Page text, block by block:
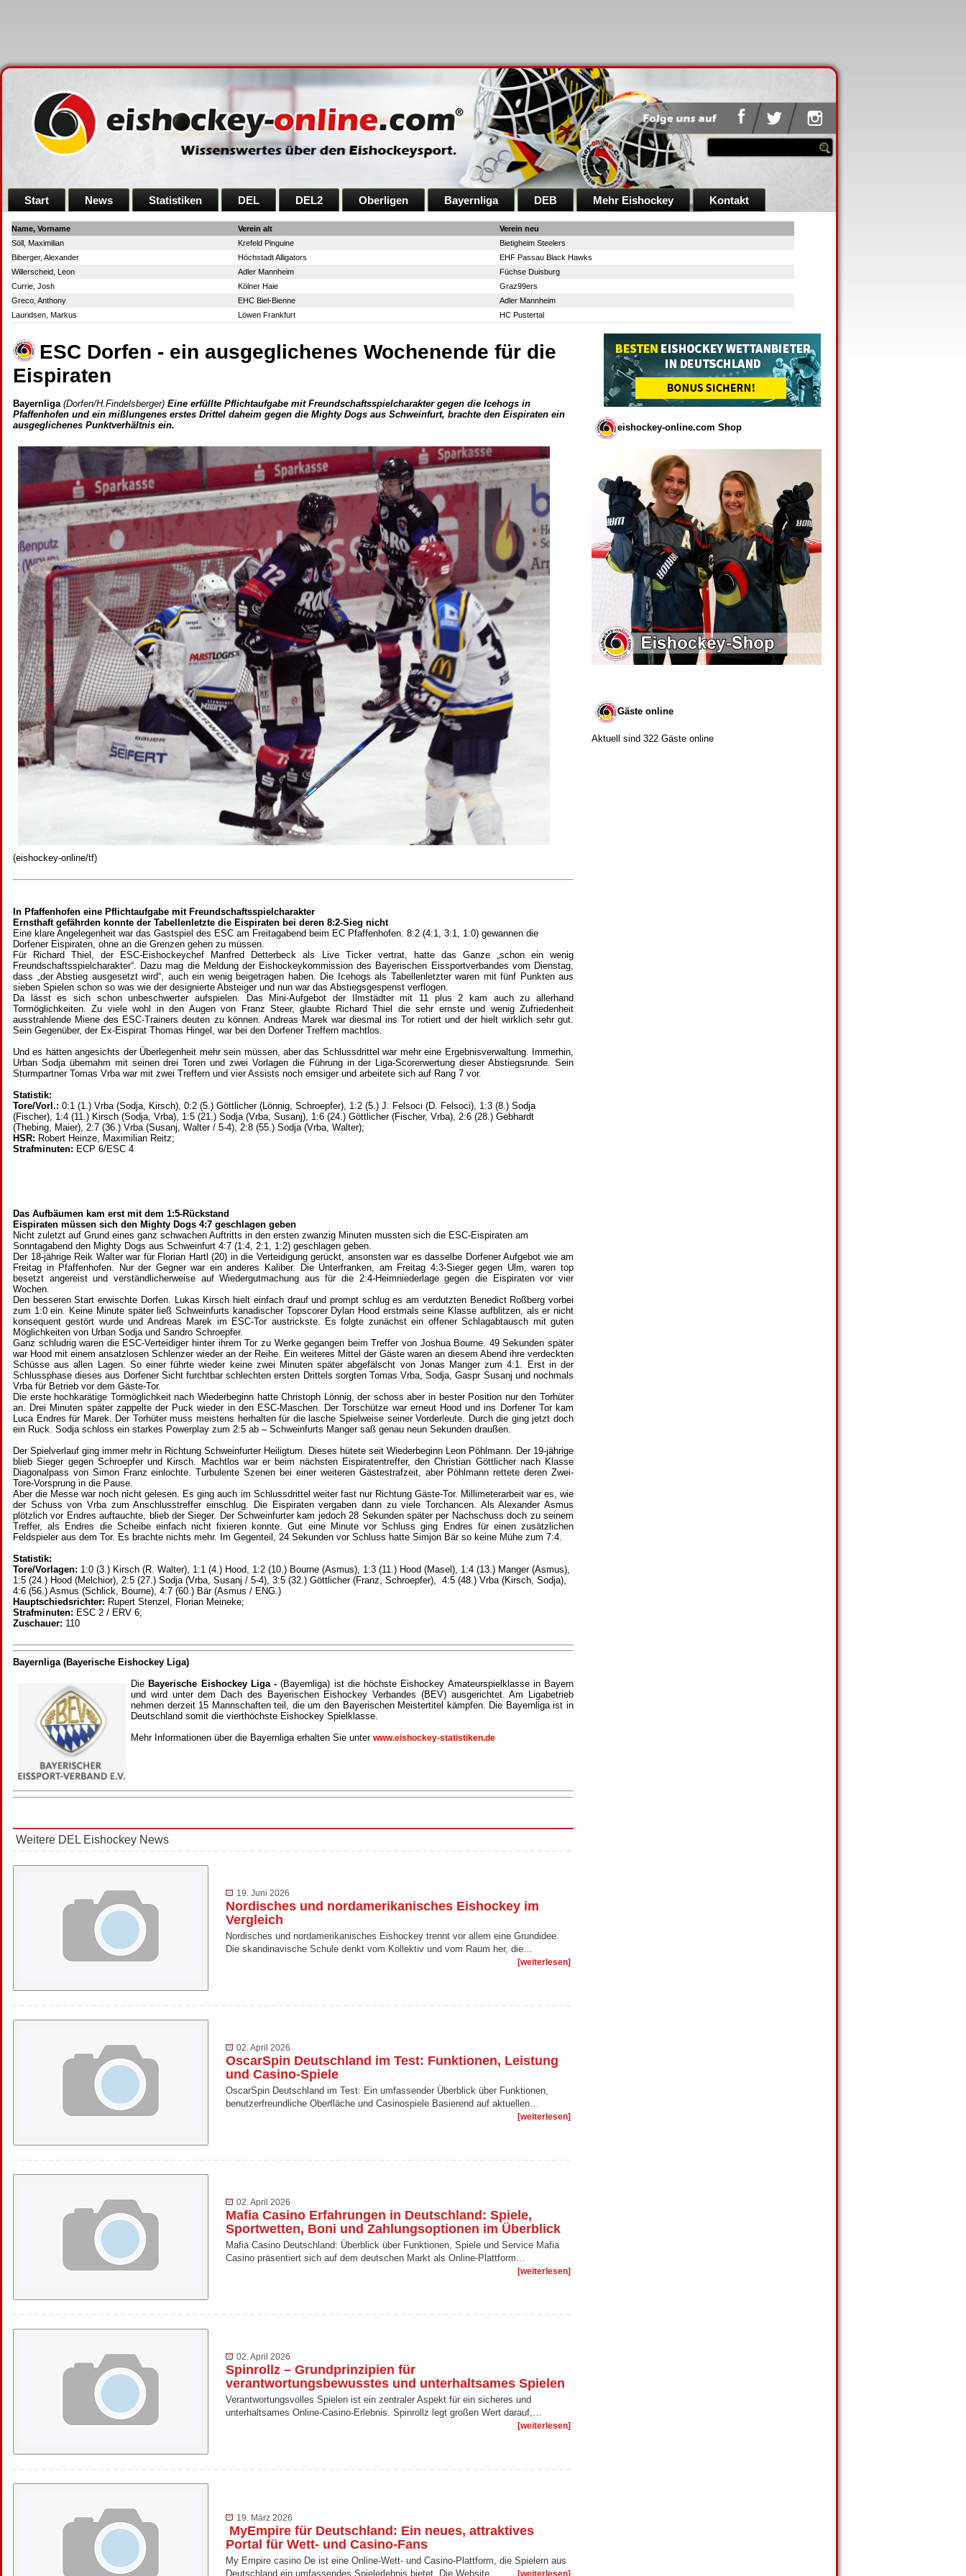
Start News Statistiken DEL DEL2 Oberligen Bayernliga DEB Mehr Eishockey Kontakt
ESC Dorfen - ein ausgeglichenes Wochenende für die
Eispiraten
Bayernliga (Dorfen/H.Findelsberger) Eine erfüllte Pflichtaufgabe mit Freundschaftsspielcharakter gegen die Icehogs in
Pfaffenhofen und ein mißlungenes erstes Drittel daheim gegen die Mighty Dogs aus Schweinfurt, brachte den Eispiraten ein
ausgeglichenes Punktverhältnis ein.
(eishockey-online/tf)
In Pfaffenhofen eine Pflichtaufgabe mit Freundschaftsspielcharakter
Ernsthaft gefährden konnte der Tabellenletzte die Eispiraten bei deren 8:2-Sieg nicht
Eine klare Angelegenheit war das Gastspiel des ESC am Freitagabend beim EC Pfaffenhofen. 8:2 (4:1, 3:1, 1:0) gewannen die
Dorfener Eispiraten, ohne an die Grenzen gehen zu müssen.
Für Richard Thiel, der ESC-Eishockeychef Manfred Detterbeck als Live Ticker vertrat, hatte das Ganze „schon ein wenig
Freundschaftsspielcharakter“. Dazu mag die Meldung der Eishockeykommission des Bayerischen Eissportverbandes vom Dienstag,
dass „der Abstieg ausgesetzt wird“, auch ein wenig beigetragen haben. Die Icehogs als Tabellenletzter waren mit fünf Punkten aus
sieben Spielen schon so was wie der designierte Absteiger und nun war das Abstiegsgespenst verflogen.
Da lässt es sich schon unbeschwerter aufspielen. Das Mini-Aufgebot der Ilmstädter mit 11 plus 2 kam auch zu allerhand
Tormöglichkeiten. Zu viele wohl in den Augen von Franz Steer, glaubte Richard Thiel die sehr ernste und wenig Zufriedenheit
ausstrahlende Miene des ESC-Trainers deuten zu können. Andreas Marek war diesmal ins Tor rotiert und der hielt wirklich sehr gut.
Sein Gegenüber, der Ex-Eispirat Thomas Hingel, war bei den Dorfener Treffern machtlos.
Und es hätten angesichts der Überlegenheit mehr sein müssen, aber das Schlussdrittel war mehr eine Ergebnisverwaltung. Immerhin,
Urban Sodja übernahm mit seinen drei Toren und zwei Vorlagen die Führung in der Liga-Scorerwertung dieser Abstiegsrunde. Sein
Sturmpartner Tomas Vrba war mit zwei Treffern und vier Assists noch emsiger und arbeitete sich auf Rang 7 vor.
Statistik:
Tore/Vorl.: 0:1 (1.) Vrba (Sodja, Kirsch), 0:2 (5.) Göttlicher (Lönnig, Schroepfer), 1:2 (5.) J. Felsoci (D. Felsoci), 1:3 (8.) Sodja
(Fischer), 1:4 (11.) Kirsch (Sodja, Vrba), 1:5 (21.) Sodja (Vrba, Susanj), 1:6 (24.) Göttlicher (Fischer, Vrba), 2:6 (28.) Gebhardt
(Thebing, Maier), 2:7 (36.) Vrba (Susanj, Walter / 5-4), 2:8 (55.) Sodja (Vrba, Walter);
HSR: Robert Heinze, Maximilian Reitz;
Strafminuten: ECP 6/ESC 4
Das Aufbäumen kam erst mit dem 1:5-Rückstand
Eispiraten müssen sich den Mighty Dogs 4:7 geschlagen geben
Nicht zuletzt auf Grund eines ganz schwachen Auftritts in den ersten zwanzig Minuten mussten sich die ESC-Eispiraten am
Sonntagabend den Mighty Dogs aus Schweinfurt 4:7 (1:4, 2:1, 1:2) geschlagen geben.
Der 18-jährige Reik Walter war für Florian Hartl (20) in die Verteidigung gerückt, ansonsten war es dasselbe Dorfener Aufgebot wie am
Freitag in Pfaffenhofen. Nur der Gegner war ein anderes Kaliber. Die Unterfranken, am Freitag 4:3-Sieger gegen Ulm, waren top
besetzt angereist und verständlicherweise auf Wiedergutmachung aus für die 2:4-Heimniederlage gegen die Eispiraten vor vier
Wochen.
Den besseren Start erwischte Dorfen. Lukas Kirsch hielt einfach drauf und prompt schlug es am verdutzten Benedict Roßberg vorbei
zum 1:0 ein. Keine Minute später ließ Schweinfurts kanadischer Topscorer Dylan Hood erstmals seine Klasse aufblitzen, als er nicht
konsequent gestört wurde und Andreas Marek im ESC-Tor austrickste. Es folgte zunächst ein offener Schlagabtausch mit guten
Möglichkeiten von Urban Sodja und Sandro Schroepfer.
Ganz schludrig waren die ESC-Verteidiger hinter ihrem Tor zu Werke gegangen beim Treffer von Joshua Bourne. 49 Sekunden später
war Hood mit einem ansatzlosen Schlenzer wieder an der Reihe. Ein weiteres Mittel der Gäste waren an diesem Abend ihre verdeckten
Schüsse aus allen Lagen. So einer führte wieder keine zwei Minuten später abgefälscht von Jonas Manger zum 4:1. Erst in der
Schlussphase dieses aus Dorfener Sicht furchtbar schlechten ersten Drittels sorgten Tomas Vrba, Sodja, Gaspr Susanj und nochmals
Vrba für Betrieb vor dem Gäste-Tor.
Die erste hochkarätige Tormöglichkeit nach Wiederbeginn hatte Christoph Lönnig, der schoss aber in bester Position nur den Torhüter
an. Drei Minuten später zappelte der Puck wieder in den ESC-Maschen. Der Torschütze war erneut Hood und ins Dorfener Tor kam
Luca Endres für Marek. Der Torhüter muss meistens herhalten für die lasche Spielweise seiner Vorderleute. Durch die ging jetzt doch
ein Ruck. Sodja schloss ein starkes Powerplay zum 2:5 ab – Schweinfurts Manger saß genau neun Sekunden draußen.
Der Spielverlauf ging immer mehr in Richtung Schweinfurter Heiligtum. Dieses hütete seit Wiederbeginn Leon Pöhlmann. Der 19-jährige
blieb Sieger gegen Schroepfer und Kirsch. Machtlos war er beim nächsten Eispiratentreffer, den Christian Göttlicher nach Klasse
Diagonalpass von Simon Franz einlochte. Turbulente Szenen bei einer weiteren Gästestrafzeit, aber Pöhlmann rettete deren Zwei-
Tore-Vorsprung in die Pause.
Aber die Messe war noch nicht gelesen. Es ging auch im Schlussdrittel weiter fast nur Richtung Gäste-Tor. Millimeterarbeit war es, wie
der Schuss von Vrba zum Anschlusstreffer einschlug. Die Eispiraten vergaben dann zu viele Torchancen. Als Alexander Asmus
plötzlich vor Endres auftauchte, blieb der Sieger. Der Schweinfurter kam jedoch 28 Sekunden später per Nachschuss doch zu seinem
Treffer, als Endres die Scheibe einfach nicht fixieren konnte. Gut eine Minute vor Schluss ging Endres für einen zusätzlichen
Feldspieler aus dem Tor. Es brachte nichts mehr. Im Gegenteil, 24 Sekunden vor Schluss hatte Simjon Bär so keine Mühe zum 7:4.
Statistik:
Tore/Vorlagen: 1:0 (3.) Kirsch (R. Walter), 1:1 (4.) Hood, 1:2 (10.) Bourne (Asmus), 1:3 (11.) Hood (Masel), 1:4 (13.) Manger (Asmus),
1:5 (24.) Hood (Melchior), 2:5 (27.) Sodja (Vrba, Susanj / 5-4), 3:5 (32.) Göttlicher (Franz, Schroepfer), 4:5 (48.) Vrba (Kirsch, Sodja),
4:6 (56.) Asmus (Schlick, Bourne), 4:7 (60.) Bär (Asmus / ENG.)
Hauptschiedsrichter: Rupert Stenzel, Florian Meineke;
Strafminuten: ESC 2 / ERV 6;
Zuschauer: 110
Bayernliga (Bayerische Eishockey Liga)
DieBayerische Eishockey Liga -(Bayernliga) ist die höchste Eishockey Amateurspielklasse in Bayern
und wird unter dem Dach des Bayerischen Eishockey Verbandes (BEV) ausgerichtet. Am Ligabetrieb
nehmen derzeit 15 Mannschaften teil, die um den Bayerischen Meistertitel kämpfen. Die Bayernliga ist in
Deutschland somit die vierthöchste Eishockey Spielklasse.
Mehr Informationen über die Bayernliga erhalten Sie unter www.eishockey-statistiken.de
Weitere DEL Eishockey News
19. Juni 2026
Nordisches und nordamerikanisches Eishockey im
Vergleich
Nordisches und nordamerikanisches Eishockey trennt vor allem eine Grundidee.
Die skandinavische Schule denkt vom Kollektiv und vom Raum her, die…
[weiterlesen]
02. April 2026
OscarSpin Deutschland im Test: Funktionen, Leistung
und Casino-Spiele
OscarSpin Deutschland im Test: Ein umfassender Überblick über Funktionen,
benutzerfreundliche Oberfläche und Casinospiele Basierend auf aktuellen…
[weiterlesen]
02. April 2026
Mafia Casino Erfahrungen in Deutschland: Spiele,
Sportwetten, Boni und Zahlungsoptionen im Überblick
Mafia Casino Deutschland: Überblick über Funktionen, Spiele und Service Mafia
Casino präsentiert sich auf dem deutschen Markt als Online-Plattform…
[weiterlesen]
02. April 2026
Spinrollz – Grundprinzipien für
verantwortungsbewusstes und unterhaltsames Spielen
Verantwortungsvolles Spielen ist ein zentraler Aspekt für ein sicheres und
unterhaltsames Online-Casino-Erlebnis. Spinrollz legt großen Wert darauf,…
[weiterlesen]
19. März 2026
MyEmpire für Deutschland: Ein neues, attraktives
Portal für Wett- und Casino-Fans
My Empire casino De ist eine Online-Wett- und Casino-Plattform, die Spielern aus
Deutschland ein umfassendes Spielerlebnis bietet. Die Website…
[weiterlesen]
eishockey-online.com Shop
Gäste online
Aktuell sind 322 Gäste online